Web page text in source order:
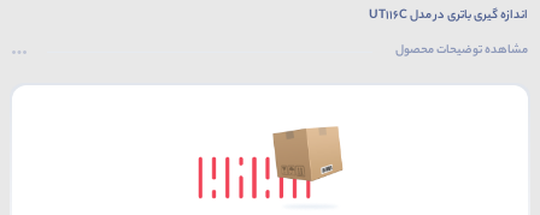
اندازه گیری باتری در مدل UT116C
مقاومت،خازن،پیوستگی تست دیود
مشاهده توضیحات محصول